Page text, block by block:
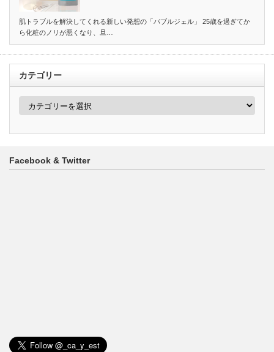
肌トラブルを解決してくれる新しい発想の「バブルジェル」 25歳を過ぎてか
ら化粧のノリが悪くなり、旦…
カテゴリー
カ
ー
Facebook & Twitter